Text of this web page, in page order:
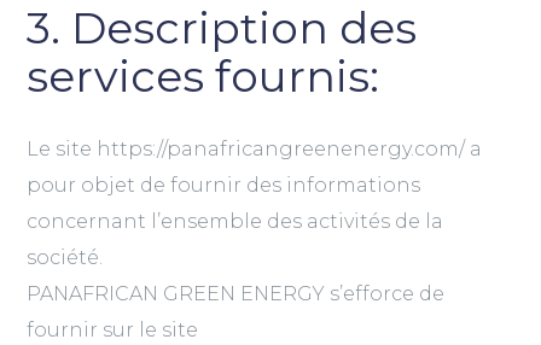
3. Description des
services fournis:
Le site https://panafricangreenenergy.com/ a
pour objet de fournir des informations
concernant l’ensemble des activités de la
société.
PANAFRICAN GREEN ENERGY s’efforce de
fournir sur le site